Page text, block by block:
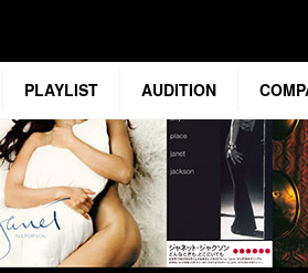
PLAYLIST AUDITION